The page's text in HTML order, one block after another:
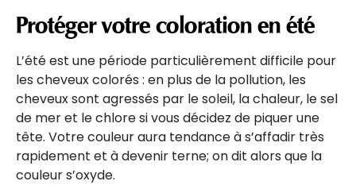
Protéger votre coloration en été
L’été est une période particulièrement difficile pour
les cheveux colorés : en plus de la pollution, les
cheveux sont agressés par le soleil, la chaleur, le sel
de mer et le chlore si vous décidez de piquer une
tête. Votre couleur aura tendance à s’affadir très
rapidement et à devenir terne; on dit alors que la
couleur s’oxyde.